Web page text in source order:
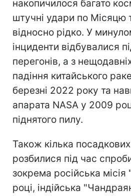
накопичилося багато
штучні удари по Місяцю
відносно рідко. У
інциденти відбувалися
перегонів, а з
падіння китайського
березні 2022 року та
апарата NASA у 2009
піднятого пилу.
Також кілька
розбилися під час
зокрема російська
році, індійська